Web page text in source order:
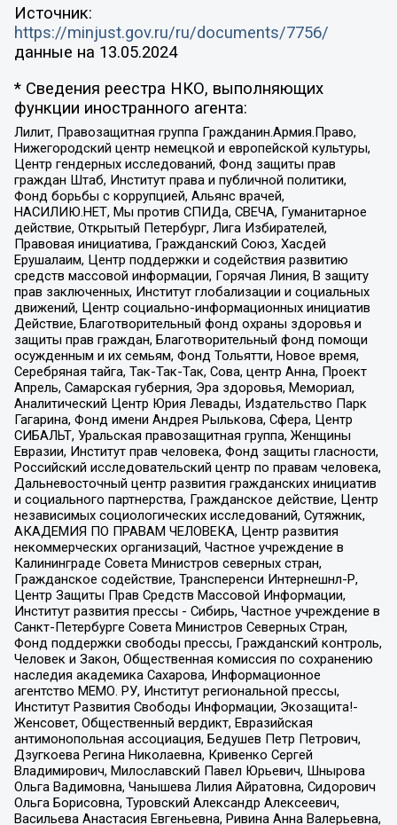
Источник:
https://minjust.gov.ru/ru/documents/7756/
данные на 13.05.2024
* Сведения реестра НКО, выполняющих
функции иностранного агента:
Лилит, Правозащитная группа Гражданин.Армия.Право,
Нижегородский центр немецкой и европейской культуры,
Центр гендерных исследований, Фонд защиты прав
граждан Штаб, Институт права и публичной политики,
Фонд борьбы с коррупцией, Альянс врачей,
НАСИЛИЮ.НЕТ, Мы против СПИДа, СВЕЧА, Гуманитарное
действие, Открытый Петербург, Лига Избирателей,
Правовая инициатива, Гражданский Союз, Хасдей
Ерушалаим, Центр поддержки и содействия развитию
средств массовой информации, Горячая Линия, В защиту
прав заключенных, Институт глобализации и социальных
движений, Центр социально-информационных инициатив
Действие, Благотворительный фонд охраны здоровья и
защиты прав граждан, Благотворительный фонд помощи
осужденным и их семьям, Фонд Тольятти, Новое время,
Серебряная тайга, Так-Так-Так, Сова, центр Анна, Проект
Апрель, Самарская губерния, Эра здоровья, Мемориал,
Аналитический Центр Юрия Левады, Издательство Парк
Гагарина, Фонд имени Андрея Рылькова, Сфера, Центр
СИБАЛЬТ, Уральская правозащитная группа, Женщины
Евразии, Институт прав человека, Фонд защиты гласности,
Российский исследовательский центр по правам человека,
Дальневосточный центр развития гражданских инициатив
и социального партнерства, Гражданское действие, Центр
независимых социологических исследований, Сутяжник,
АКАДЕМИЯ ПО ПРАВАМ ЧЕЛОВЕКА, Центр развития
некоммерческих организаций, Частное учреждение в
Калининграде Совета Министров северных стран,
Гражданское содействие, Трансперенси Интернешнл-Р,
Центр Защиты Прав Средств Массовой Информации,
Институт развития прессы - Сибирь, Частное учреждение в
Санкт-Петербурге Совета Министров Северных Стран,
Фонд поддержки свободы прессы, Гражданский контроль,
Человек и Закон, Общественная комиссия по сохранению
наследия академика Сахарова, Информационное
агентство МЕМО. РУ, Институт региональной прессы,
Институт Развития Свободы Информации, Экозащита!-
Женсовет, Общественный вердикт, Евразийская
антимонопольная ассоциация, Бедушев Петр Петрович,
Дзугкоева Регина Николаевна, Кривенко Сергей
Владимирович, Милославский Павел Юрьевич, Шнырова
Ольга Вадимовна, Чанышева Лилия Айратовна, Сидорович
Ольга Борисовна, Туровский Александр Алексеевич,
Васильева Анастасия Евгеньевна, Ривина Анна Валерьевна,